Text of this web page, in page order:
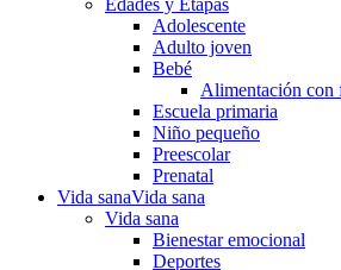
Edades y Etapas
Adolescente
Adulto joven
Bebé
Alimentación con
Escuela primaria
Niño pequeño
Preescolar
Prenatal
Vida sanaVida sana
Vida sana
Bienestar emocional
Deportes